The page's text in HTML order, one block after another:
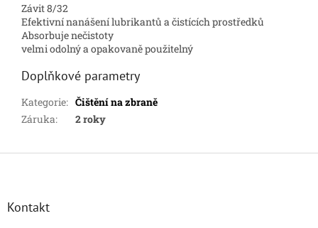
Závit 8/32
Efektivní nanášení lubrikantů a čistících prostředků
Absorbuje nečistoty
velmi odolný a opakovaně použitelný
Doplňkové parametry
Kategorie: Čištění na zbraně
Záruka: 2 roky
Z
Kontakt